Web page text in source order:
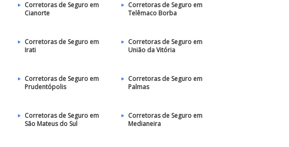
Corretoras de Seguro em
Cianorte
Corretoras de Seguro em
Telêmaco Borba
Corretoras de Seguro em
Irati
Corretoras de Seguro em
União da Vitória
Corretoras de Seguro em
Prudentópolis
Corretoras de Seguro em
Palmas
Corretoras de Seguro em
São Mateus do Sul
Corretoras de Seguro em
Medianeira